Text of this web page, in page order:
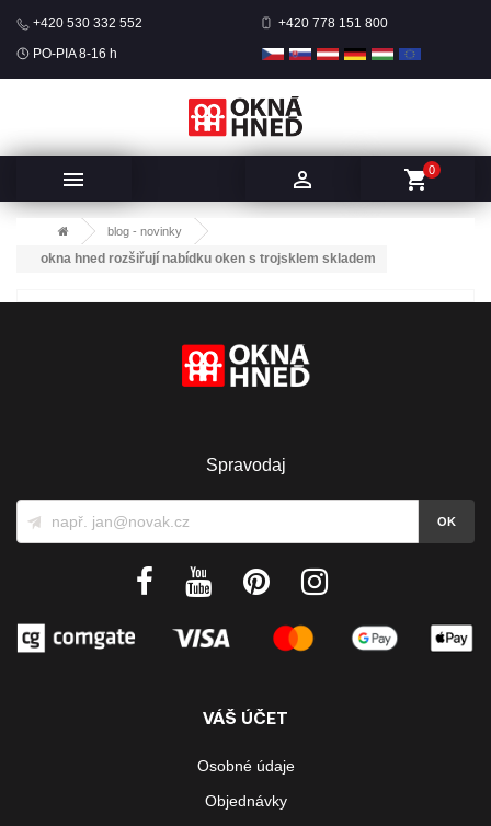
+420 530 332 552
+420 778 151 800
PO-PIA 8-16 h
  shopping_cart0
blog - novinky
okna hned rozšiřují nabídku oken s trojsklem skladem
Spravodaj
VÁŠ ÚČET
Osobné údaje
Objednávky